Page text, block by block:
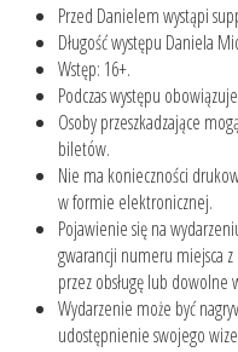
Przed Danielem wystąpi
Długość występu Daniela
Wstęp: 16+.
Podczas występu
Osoby przeszkadzające
biletów.
Nie ma konieczności
w formie elektronicznej.
Pojawienie się na
gwarancji numeru miejsca
przez obsługę lub dowolne
Wydarzenie może być
udostępnienie swojego